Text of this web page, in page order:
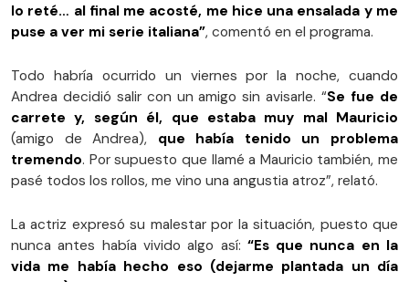
lo reté… al final me acosté, me hice una ensalada y me
puse a ver mi serie italiana”, comentó en el programa.
Todo habría ocurrido un viernes por la noche, cuando
Andrea decidió salir con un amigo sin avisarle. “Se fue de
carrete y, según él, que estaba muy mal Mauricio
(amigo de Andrea), que había tenido un problema
tremendo. Por supuesto que llamé a Mauricio también, me
pasé todos los rollos, me vino una angustia atroz”, relató.
La actriz expresó su malestar por la situación, puesto que
nunca antes había vivido algo así: “Es que nunca en la
vida me había hecho eso (dejarme plantada un día